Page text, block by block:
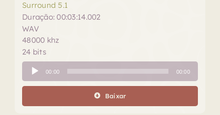
Surround 5.1
Duração: 00:03:14.002
WAV
48000 khz
24 bits
Tocador
de
áudio
00:00 00:00
Baixar